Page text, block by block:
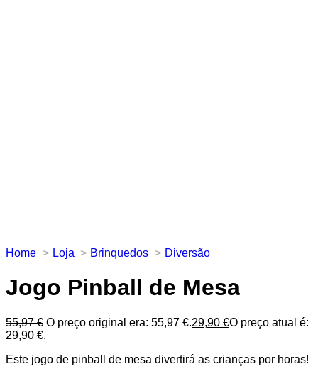
Home Loja Brinquedos Diversão
Jogo Pinball de Mesa
55,97€ O preço original era: 55,97 €.29,90 €O preço atual é:
29,90 €.
Este jogo de pinball de mesa divertirá as crianças por horas!